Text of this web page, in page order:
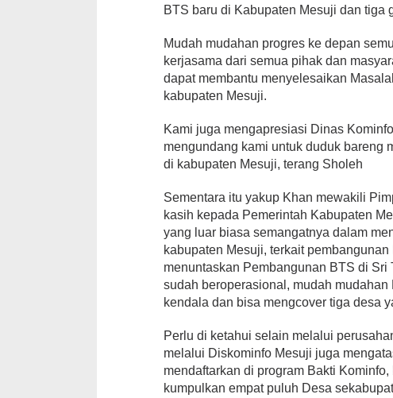
BTS baru di Kabupaten Mesuji dan tiga
Mudah mudahan progres ke depan
kerjasama dari semua pihak dan
dapat membantu menyelesaikan
kabupaten Mesuji.
Kami juga mengapresiasi Dinas
mengundang kami untuk duduk bareng
di kabupaten Mesuji, terang Sholeh
Sementara itu yakup Khan mewakili
kasih kepada Pemerintah Kabupaten
yang luar biasa semangatnya dalam
kabupaten Mesuji, terkait
menuntaskan Pembangunan BTS di
sudah beroperasional, mudah
kendala dan bisa mengcover tiga desa
Perlu di ketahui selain melalui
melalui Diskominfo Mesuji juga
mendaftarkan di program Bakti
kumpulkan empat puluh Desa